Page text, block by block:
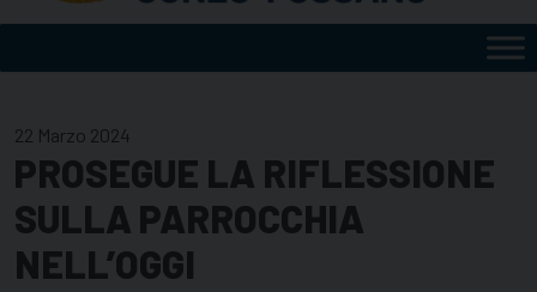
22 Marzo 2024
PROSEGUE LA RIFLESSIONE
SULLA PARROCCHIA
NELL’OGGI